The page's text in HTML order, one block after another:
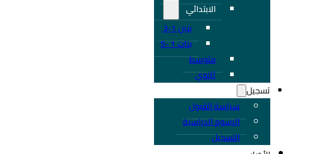
الابتدائي
بنين 1-3
بنات 1 -5
متوسط
ثانوي
تسجيل
سياسة القبول
الرسوم الدراسية
التسجيل